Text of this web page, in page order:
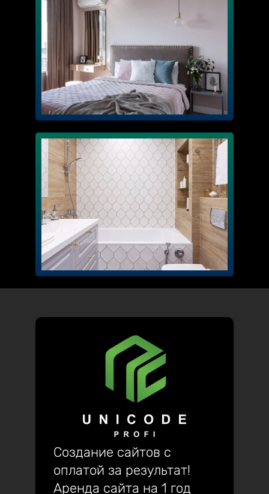
Создание сайтов с
оплатой за результат!
Аренда сайта на 1 год